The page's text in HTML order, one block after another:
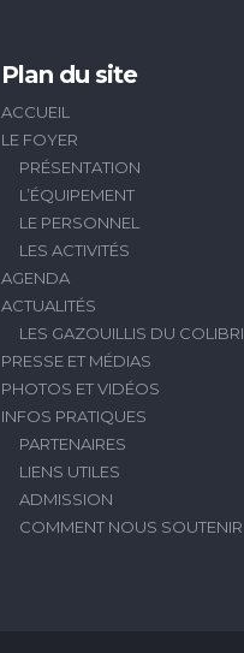
Plan du site
ACCUEIL
LE FOYER
PRÉSENTATION
L’ÉQUIPEMENT
LE PERSONNEL
LES ACTIVITÉS
AGENDA
ACTUALITÉS
LES GAZOUILLIS DU COLIBRI
PRESSE ET MÉDIAS
PHOTOS ET VIDÉOS
INFOS PRATIQUES
PARTENAIRES
LIENS UTILES
ADMISSION
COMMENT NOUS SOUTENIR